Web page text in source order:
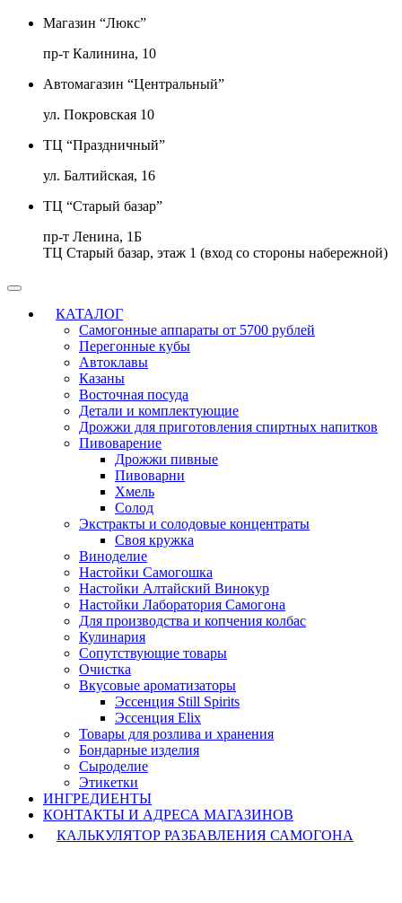
Магазин “Люкс”
пр-т Калинина, 10
Автомагазин “Центральный”
ул. Покровская 10
ТЦ “Праздничный”
ул. Балтийская, 16
ТЦ “Старый базар”
пр-т Ленина, 1Б
ТЦ Старый базар, этаж 1 (вход со стороны набережной)
КАТАЛОГ
Самогонные аппараты от 5700 рублей
Перегонные кубы
Автоклавы
Казаны
Восточная посуда
Детали и комплектующие
Дрожжи для приготовления спиртных напитков
Пивоварение
Дрожжи пивные
Пивоварни
Хмель
Солод
Экстракты и солодовые концентраты
Своя кружка
Виноделие
Настойки Самогошка
Настойки Алтайский Винокур
Настойки Лаборатория Самогона
Для производства и копчения колбас
Кулинария
Сопутствующие товары
Очистка
Вкусовые ароматизаторы
Эссенция Still Spirits
Эссенция Elix
Товары для розлива и хранения
Бондарные изделия
Cыроделие
Этикетки
ИНГРЕДИЕНТЫ
КОНТАКТЫ И АДРЕСА МАГАЗИНОВ
КАЛЬКУЛЯТОР РАЗБАВЛЕНИЯ САМОГОНА